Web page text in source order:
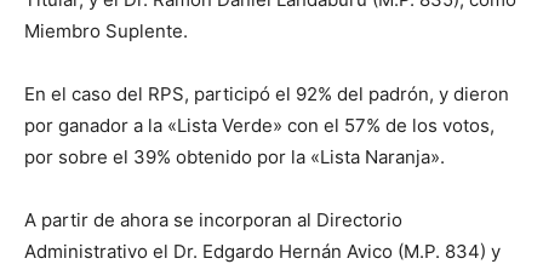
Miembro Suplente.
En el caso del RPS, participó el 92% del padrón, y dieron
por ganador a la «Lista Verde» con el 57% de los votos,
por sobre el 39% obtenido por la «Lista Naranja».
A partir de ahora se incorporan al Directorio
Administrativo el Dr. Edgardo Hernán Avico (M.P. 834) y